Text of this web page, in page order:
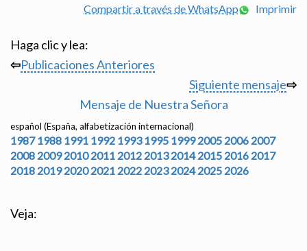
Compartir a través de WhatsApp
Imprimir
Haga clic y lea:
⇦Publicaciones Anteriores
Siguiente mensaje⇨
Mensaje de Nuestra Señora
español (España, alfabetización internacional)
1987 1988 1991 1992 1993 1995 1999 2005 2006 2007
2008 2009 2010 2011 2012 2013 2014 2015 2016 2017
2018 2019 2020 2021 2022 2023 2024 2025 2026
Veja: